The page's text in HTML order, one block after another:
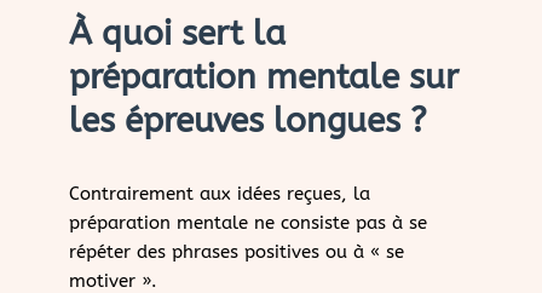
À quoi sert la
préparation mentale sur
les épreuves longues ?
Contrairement aux idées reçues, la
préparation mentale ne consiste pas à se
répéter des phrases positives ou à « se
motiver ».